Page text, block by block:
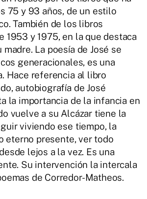
75 y 93 años, de un estilo
También de los libros
1953 y 1975, en la que destaca
La poesía de José se
generacionales, es una
Hace referencia al libro
autobiografía de José
la importancia de la infancia en
vuelve a su Alcázar tiene la
viviendo ese tiempo, la
eterno presente, ver todo
lejos a la vez. Es una
Su intervención la intercala
de Corredor-Matheos.